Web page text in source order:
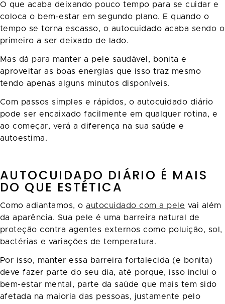
O que acaba deixando pouco tempo para se cuidar e
coloca o bem-estar em segundo plano. E quando o
tempo se torna escasso, o autocuidado acaba sendo o
primeiro a ser deixado de lado.
Mas dá para manter a pele saudável, bonita e
aproveitar as boas energias que isso traz mesmo
tendo apenas alguns minutos disponíveis.
Com passos simples e rápidos, o autocuidado diário
pode ser encaixado facilmente em qualquer rotina, e
ao começar, verá a diferença na sua saúde e
autoestima.
AUTOCUIDADO DIÁRIO É MAIS
DO QUE ESTÉTICA
Como adiantamos, oautocuidado com a pele vai além
da aparência. Sua pele é uma barreira natural de
proteção contra agentes externos como poluição, sol,
bactérias e variações de temperatura.
Por isso, manter essa barreira fortalecida (e bonita)
deve fazer parte do seu dia, até porque, isso inclui o
bem-estar mental, parte da saúde que mais tem sido
afetada na maioria das pessoas, justamente pelo